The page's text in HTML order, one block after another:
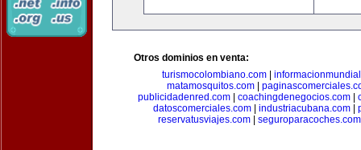
Otros dominios en venta:
turismocolombiano.com
matamosquitos.com|
publicidadenred.com| coachingdenegocios.com|
datoscomerciales.com| industriacubana.com|
reservatusviajes.com| seguroparacoches.com